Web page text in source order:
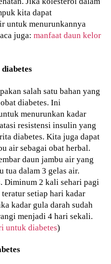
kita dapat
untuk menurunkannya
juga:manfaat daun kelor
salah satu bahan yang
diabetes. Ini
menurunkan kadar
resistensi insulin yang
diabetes. Kita juga dapat
air sebagai obat herbal.
daun jambu air yang
tua dalam 3 gelas air.
Diminum 2 kali sehari pagi
setiap hari kadar
kadar gula darah sudah
menjadi 4 hari sekali.
untuk diabetes)